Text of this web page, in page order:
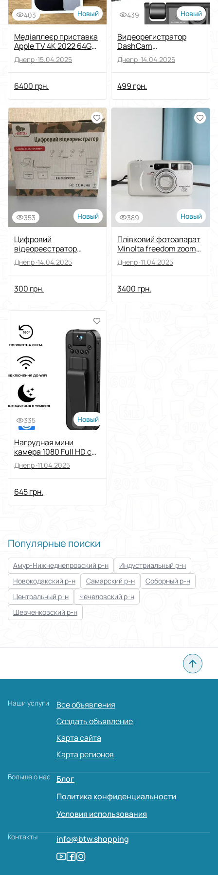
403 Новый
Медіаплеєр приставка
Apple TV 4K 2022 64GB
Wi Fi (MN873)
Днепр ·15.04.2025
6400 грн.
439 Новый
Видеорегистратор
DashCam
автомобильный FHD
1080P
Днепр ·14.04.2025
499 грн.
353 Новый
Цифровий
відеореєстратор
Партизан
Днепр ·14.04.2025
300 грн.
389 Новый
Плівковий фотоапарат
Minolta freedom zoom
150
Днепр ·11.04.2025
3400 грн.
335 Новый
Нагрудная мини
камера 1080 Full HD с
поворотным
объективом
Днепр ·11.04.2025
645 грн.
Популярные поиски
Амур-Нижнеднепровский р-н
Индустриальный р-н
Новокодакский р-н
Самарский р-н
Соборный р-н
Центральный р-н
Чечеловский р-н
Шевченковский р-н
Наши услуги
Все объявления
Создать объявление
Карта сайта
Карта регионов
Больше о нас
Блог
Политика конфиденциальности
Условия использования
Контакты info@btw.shopping